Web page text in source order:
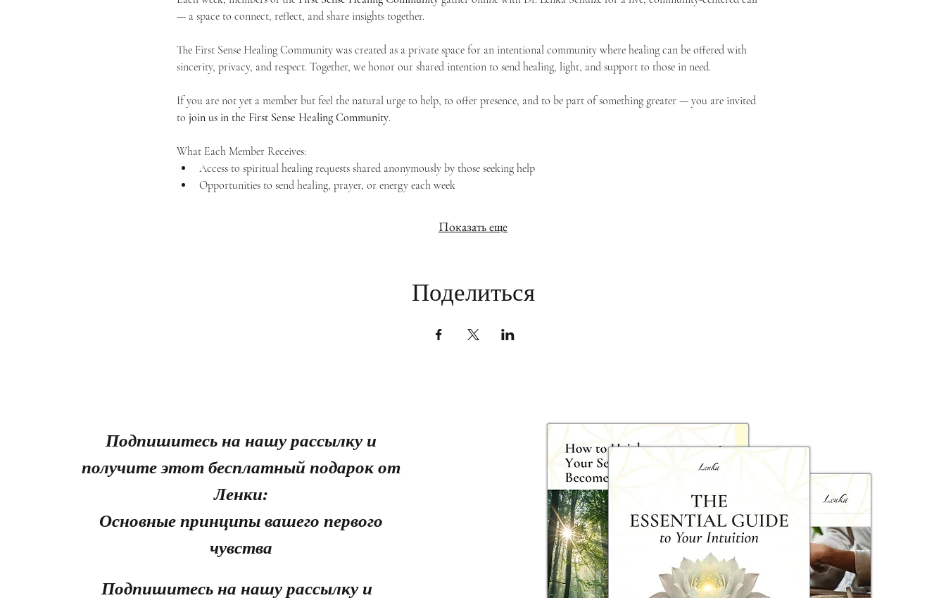
— a space to connect, reflect, and share insights together.
The First Sense Healing Community was created as a private space for an intentional community where healing can be offered with
sincerity, privacy, and respect. Together, we honor our shared intention to send healing, light, and support to those in need.
If you are not yet a member but feel the natural urge to help, to offer presence, and to be part of something greater — you are invited
to join us in the First Sense Healing Community.
What Each Member Receives:
Access to spiritual healing requests shared anonymously by those seeking help
Opportunities to send healing, prayer, or energy each week
Показать еще
Поделиться
Подпишитесь на нашу рассылку и
получите этот бесплатный подарок от
Ленки:
Основные принципы вашего первого
чувства
Подпишитесь на нашу рассылку и